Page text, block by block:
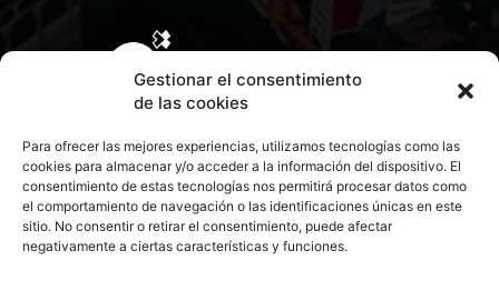
Gestionar el consentimiento
de las cookies
Para ofrecer las mejores experiencias, utilizamos tecnologías como las
cookies para almacenar y/o acceder a la información del dispositivo. El
consentimiento de estas tecnologías nos permitirá procesar datos como
el comportamiento de navegación o las identificaciones únicas en este
sitio. No consentir o retirar el consentimiento, puede afectar
negativamente a ciertas características y funciones.
CONTACTA CON NOSOTROS